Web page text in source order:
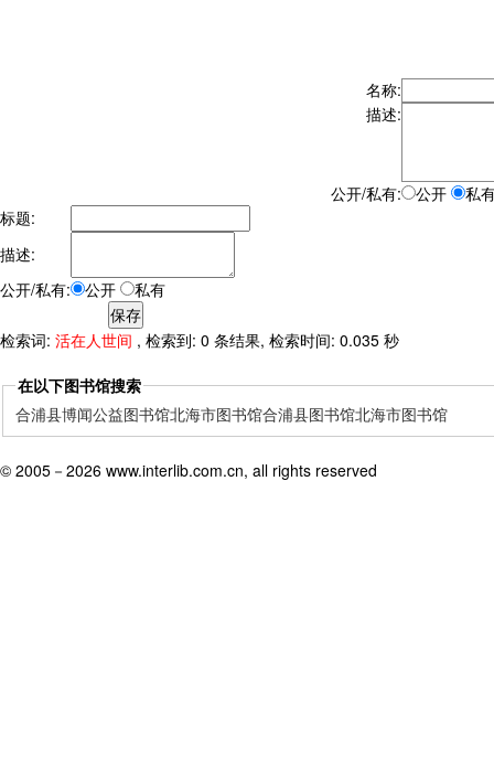
名称:
描述:
公开/私有: 公开
私
标题:
描述:
公开/私有:
公开 私有
检索词: 活在人世间 , 检索到: 0 条结果, 检索时间: 0.035 秒
在以下图书馆搜索
合浦县博闻公益图书馆北海市图书馆合浦县图书馆北海市图书馆
© 2005－ 2026 www.interlib.com.cn, all rights reserved